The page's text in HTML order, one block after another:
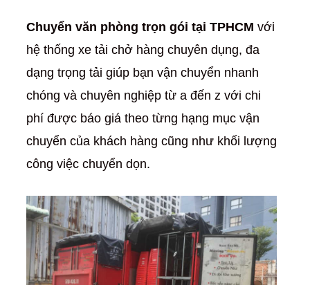
Chuyển văn phòng trọn gói tại TPHCM với
hệ thống xe tải chở hàng chuyên dụng, đa
dạng trọng tải giúp bạn vận chuyển nhanh
chóng và chuyên nghiệp từ a đến z với chi
phí được báo giá theo từng hạng mục vận
chuyển của khách hàng cũng như khối lượng
công việc chuyển dọn.